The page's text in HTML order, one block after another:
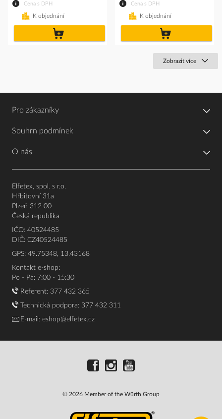
Cena s DPH
K objednání
Cena s DPH
K objednání
Zobrazit více
Pro zákazníky
Souhrn podmínek
O nás
Elfetex, spol. s r.o.
Hřbitovní 31a
Plzeň 312 00
Česká republika
IČO: 40524485
DIČ: CZ40524485
GPS: 49.75348, 13.43168
Kontakt e-shop:
Po - Pá: 7:00 - 15:30
Referent: 377 432 365
Technická podpora: 377 432 311
E-mail: eshop@elfetex.cz
© 2026 Member of the Würth Group